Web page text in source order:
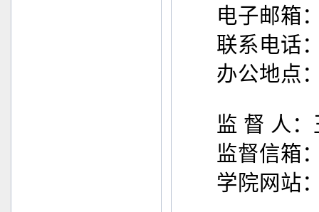
电子邮箱
联系电话
办公地点
监 督 人
监督信箱
学院网站